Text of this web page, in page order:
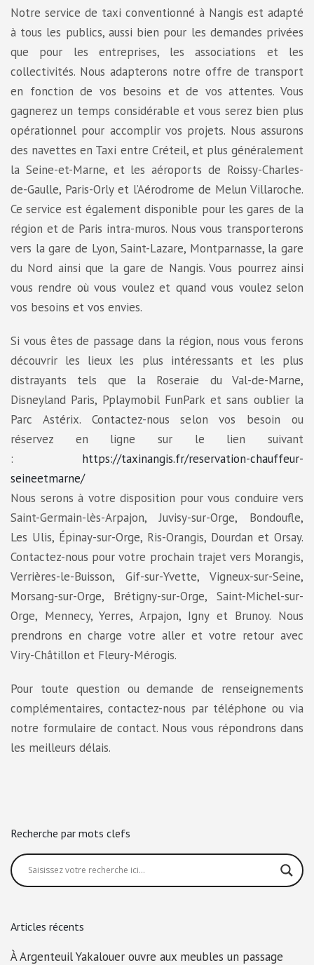
Notre service de taxi conventionné à Nangis est adapté
à tous les publics, aussi bien pour les demandes privées
que pour les entreprises, les associations et les
collectivités. Nous adapterons notre offre de transport
en fonction de vos besoins et de vos attentes. Vous
gagnerez un temps considérable et vous serez bien plus
opérationnel pour accomplir vos projets. Nous assurons
des navettes en Taxi entre Créteil, et plus généralement
la Seine-et-Marne, et les aéroports de Roissy-Charles-
de-Gaulle, Paris-Orly et l’Aérodrome de Melun Villaroche.
Ce service est également disponible pour les gares de la
région et de Paris intra-muros. Nous vous transporterons
vers la gare de Lyon, Saint-Lazare, Montparnasse, la gare
du Nord ainsi que la gare de Nangis. Vous pourrez ainsi
vous rendre où vous voulez et quand vous voulez selon
vos besoins et vos envies.
Si vous êtes de passage dans la région, nous vous ferons
découvrir les lieux les plus intéressants et les plus
distrayants tels que la Roseraie du Val-de-Marne,
Disneyland Paris, Pplaymobil FunPark et sans oublier la
Parc Astérix. Contactez-nous selon vos besoin ou
réservez en ligne sur le lien suivant
: https://taxinangis.fr/reservation-chauffeur-
seineetmarne/
Nous serons à votre disposition pour vous conduire vers
Saint-Germain-lès-Arpajon, Juvisy-sur-Orge, Bondoufle,
Les Ulis, Épinay-sur-Orge, Ris-Orangis, Dourdan et Orsay.
Contactez-nous pour votre prochain trajet vers Morangis,
Verrières-le-Buisson, Gif-sur-Yvette, Vigneux-sur-Seine,
Morsang-sur-Orge, Brétigny-sur-Orge, Saint-Michel-sur-
Orge, Mennecy, Yerres, Arpajon, Igny et Brunoy. Nous
prendrons en charge votre aller et votre retour avec
Viry-Châtillon et Fleury-Mérogis.
Pour toute question ou demande de renseignements
complémentaires, contactez-nous par téléphone ou via
notre formulaire de contact. Nous vous répondrons dans
les meilleurs délais.
Recherche par mots clefs
Articles récents
À Argenteuil Yakalouer ouvre aux meubles un passage